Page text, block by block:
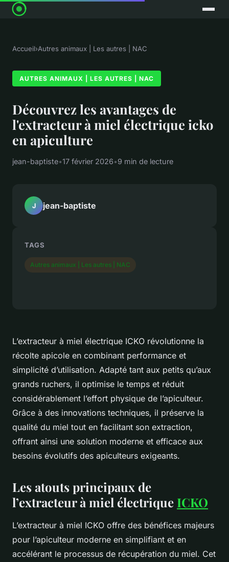
Accueil›Autres animaux | Les autres | NAC
AUTRES ANIMAUX | LES AUTRES | NAC
Découvrez les avantages de
l'extracteur à miel électrique icko
en apiculture
jean-baptiste•17 février 2026•9 min de lecture
L’extracteur à miel électrique ICKO révolutionne la
récolte apicole en combinant performance et
simplicité d’utilisation. Adapté tant aux petits qu’aux
grands ruchers, il optimise le temps et réduit
considérablement l’effort physique de l’apiculteur.
Grâce à des innovations techniques, il préserve la
qualité du miel tout en facilitant son extraction,
offrant ainsi une solution moderne et efficace aux
besoins évolutifs des apiculteurs exigeants.
Les atouts principaux de
l’extracteur à miel électrique ICKO
L’extracteur à miel ICKO offre des bénéfices majeurs
pour l’apiculteur moderne en simplifiant et en
accélérant le processus de récupération du miel. Cet
J jean-baptiste
TAGS
Autres animaux | Les autres | NAC